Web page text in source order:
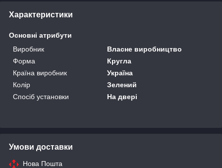
Характеристики
Основні атрибути
Виробник
Власне виробництво
Форма
Кругла
Країна виробник
Україна
Колір
Зелений
Спосіб установки
На двері
Умови доставки
Нова Пошта